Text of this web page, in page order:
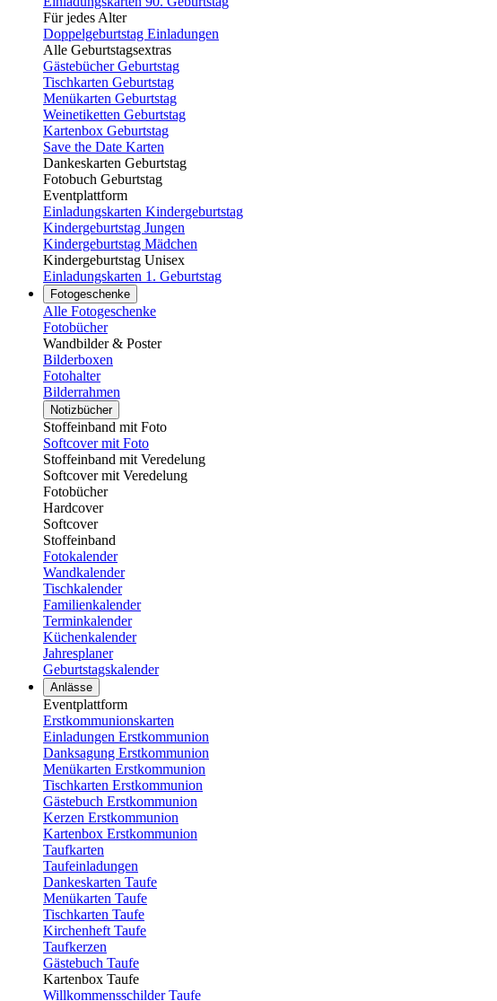
Für jedes Alter
Doppelgeburtstag Einladungen
Alle Geburtstagsextras
Gästebücher Geburtstag
Tischkarten Geburtstag
Menükarten Geburtstag
Weinetiketten Geburtstag
Kartenbox Geburtstag
Save the Date Karten
Dankeskarten Geburtstag
Fotobuch Geburtstag
Eventplattform
Einladungskarten Kindergeburtstag
Kindergeburtstag Jungen
Kindergeburtstag Mädchen
Kindergeburtstag Unisex
Einladungskarten 1. Geburtstag
Fotogeschenke
Alle Fotogeschenke
Fotobücher
Wandbilder & Poster
Bilderboxen
Fotohalter
Bilderrahmen
Notizbücher
Stoffeinband mit Foto
Softcover mit Foto
Stoffeinband mit Veredelung
Softcover mit Veredelung
Fotobücher
Hardcover
Softcover
Stoffeinband
Fotokalender
Wandkalender
Tischkalender
Familienkalender
Terminkalender
Küchenkalender
Jahresplaner
Geburtstagskalender
Anlässe
Eventplattform
Erstkommunionskarten
Einladungen Erstkommunion
Danksagung Erstkommunion
Menükarten Erstkommunion
Tischkarten Erstkommunion
Gästebuch Erstkommunion
Kerzen Erstkommunion
Kartenbox Erstkommunion
Taufkarten
Taufeinladungen
Dankeskarten Taufe
Menükarten Taufe
Tischkarten Taufe
Kirchenheft Taufe
Taufkerzen
Gästebuch Taufe
Kartenbox Taufe
Willkommensschilder Taufe